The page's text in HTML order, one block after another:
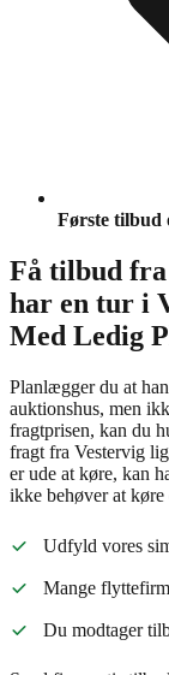
Første tilbud
Få tilbud fra
har en tur i
Med Ledig
Planlægger du at
auktionshus, men
fragtprisen, kan du
fragt fra Vestervig
er ude at køre, kan
ikke behøver at
Udfyld vores
Mange
Du modtager